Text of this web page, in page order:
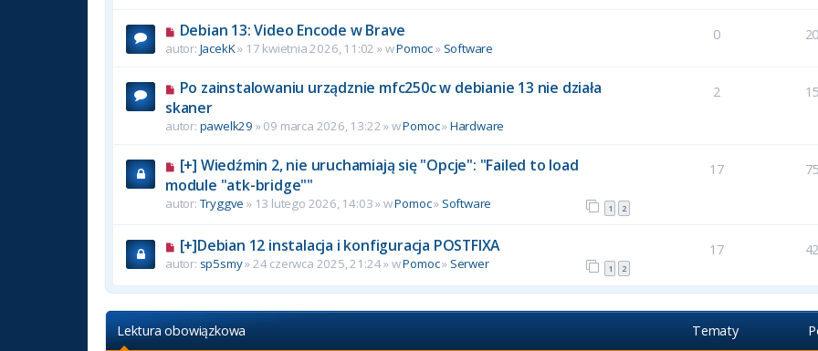
Debian 13: Video Encode w Brave
autor: JacekK» 17 kwietnia 2026, 11:02 » wPomoc» Software
0
Po zainstalowaniu urządznie mfc250c w debianie 13 nie działa
skaner
autor: pawelk29 » 09 marca 2026, 13:22 » wPomoc»Hardware
2
[+] Wiedźmin 2, nie uruchamiają się "Opcje": "Failed to load
module "atk-bridge""
1 2
autor: Tryggve » 13 lutego 2026, 14:03 » wPomoc» Software
17
[+]Debian 12 instalacja i konfiguracja POSTFIXA
1 2
autor: sp5smy» 24 czerwca 2025, 21:24 » wPomoc» Serwer
17
Lektura obowiązkowa Tematy